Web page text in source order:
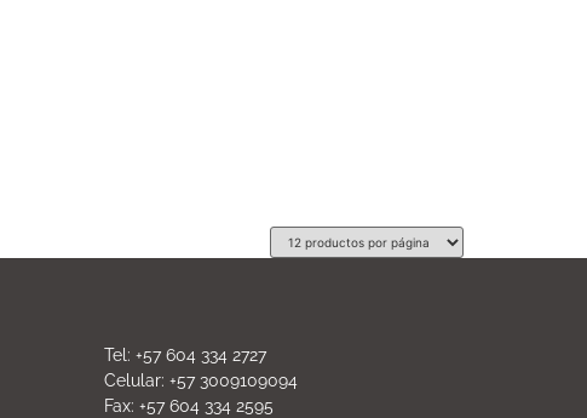
Tel: +57 604 334 2727
Celular: +57 3009109094
Fax: +57 604 334 2595